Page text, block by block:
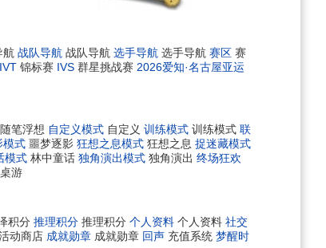
航 战队导航 战队导航 选手导航 选手导航 赛区 赛
IVT 锦标赛 IVS 群星挑战赛 2026爱知·名古屋亚运
随笔浮想 自定义模式 自定义 训练模式 训练模式 联
模式 噩梦逐影 狂想之息模式 狂想之息 捉迷藏模式
模式 林中童话 独角演出模式 独角演出 终场狂欢
游
积分 推理积分 推理积分 个人资料 个人资料 社交
动商店 成就勋章 成就勋章 回声 充值系统 梦醒时